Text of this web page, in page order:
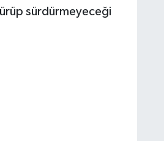
sürdürmeyeceği